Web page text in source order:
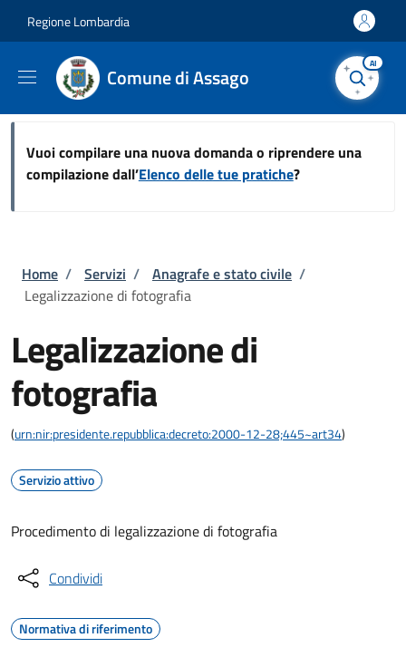
Regione Lombardia
Comune di Assago
AI
Vuoi compilare una nuova domanda o riprendere una
compilazione dall’Elenco delle tue pratiche?
Briciole di pane
Home / Servizi / Anagrafe e stato civile /
Legalizzazione di fotografia
Legalizzazione di
fotografia
(urn:nir:presidente.repubblica:decreto:2000-12-28;445~art34)
Servizio attivo
Procedimento di legalizzazione di fotografia
Condividi
Normativa di riferimento